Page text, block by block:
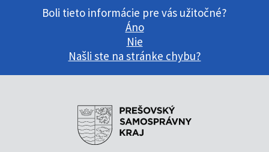
Boli tieto informácie pre vás užitočné?
Áno
Nie
Našli ste na stránke chybu?